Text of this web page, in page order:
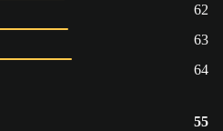
62
63
64
55